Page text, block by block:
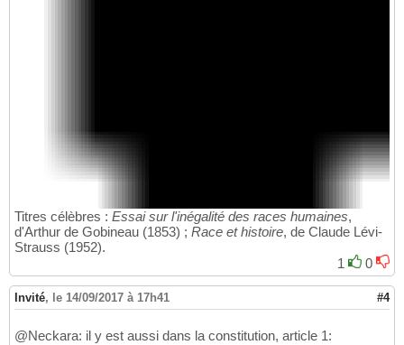
Titres célèbres : Essai sur l'inégalité des races humaines,
d'Arthur de Gobineau (1853) ; Race et histoire, de Claude Lévi-
Strauss (1952).
1
0
Invité, le 14/09/2017 à 17h41 #4
@Neckara: il y est aussi dans la constitution, article 1: